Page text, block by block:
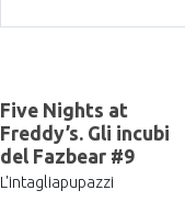
Five Nights at
Freddy’s. Gli incubi
del Fazbear #9
L'intagliapupazzi